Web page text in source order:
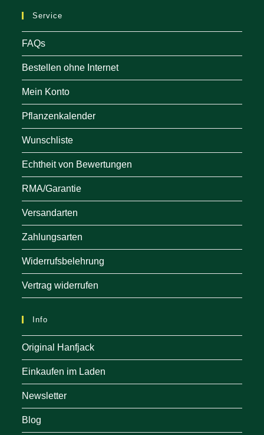
Service
FAQs
Bestellen ohne Internet
Mein Konto
Pflanzenkalender
Wunschliste
Echtheit von Bewertungen
RMA/Garantie
Versandarten
Zahlungsarten
Widerrufsbelehrung
Vertrag widerrufen
Info
Original Hanfjack
Einkaufen im Laden
Newsletter
Blog